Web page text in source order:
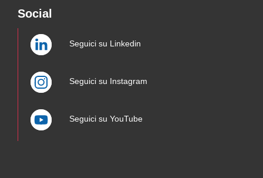
Social
Seguici su Linkedin
Seguici su Instagram
Seguici su YouTube